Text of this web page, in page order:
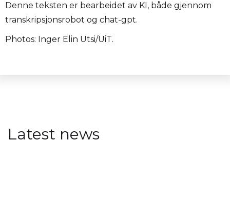
Denne teksten er bearbeidet av KI, både gjennom
transkripsjonsrobot og chat-gpt.
Photos: Inger Elin Utsi/UiT.
Latest news